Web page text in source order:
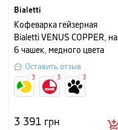
Bialetti
Кофеварка гейзерная
Bialetti VENUS COPPER, на
6 чашек, медного цвета
Оставить отзыв
3 391 грн
3 3 3